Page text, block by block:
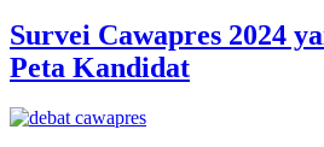
Survei Cawapres 2024
Peta Kandidat